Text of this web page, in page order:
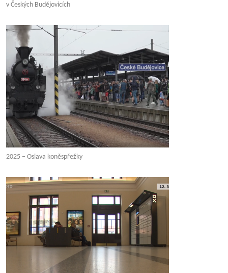
v Českých Budějovicích
2025 – Oslava koněspřežky